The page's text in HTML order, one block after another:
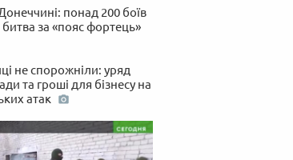
понад 200 боїв
битва за «пояс фортець»
не спорожніли: уряд
та гроші для бізнесу на
атак